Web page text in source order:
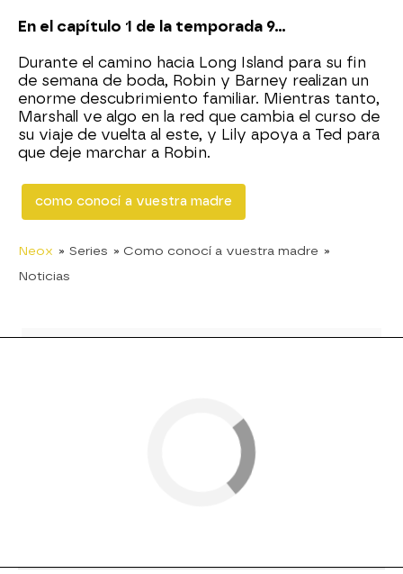
En el capítulo 1 de la temporada 9…
Durante el camino hacia Long Island para su fin
de semana de boda, Robin y Barney realizan un
enorme descubrimiento familiar. Mientras tanto,
Marshall ve algo en la red que cambia el curso de
su viaje de vuelta al este, y Lily apoya a Ted para
que deje marchar a Robin.
como conocí a vuestra madre
Neox » Series » Como conocí a vuestra madre »
Noticias